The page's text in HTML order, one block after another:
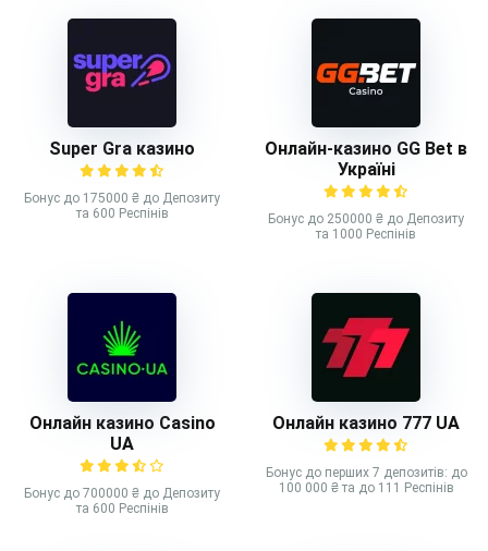
Super Gra казино
Бонус до 175000 ₴ до Депозиту
та 600 Респінів
Онлайн-казино GG Bet в
Україні
Бонус до 250000 ₴ до Депозиту
та 1000 Респінів
Онлайн казино Casino
UA
Бонус до 700000 ₴ до Депозиту
та 600 Респінів
Онлайн казино 777 UA
Бонус до перших 7 депозитів: до
100 000 ₴ та до 111 Респінів